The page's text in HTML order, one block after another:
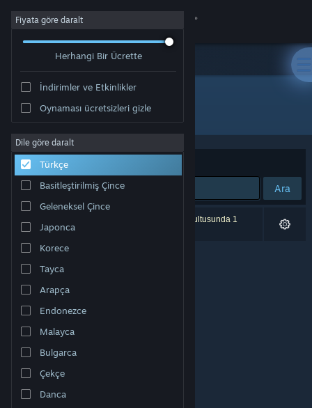
Giriş yap
Hakkında
Destek
Dili değiştir
Steam mobil uygulamasını yükle
Masaüstü internet sitesini görüntüle
Fiyata göre daralt
Herhangi Bir Ücrette
İndirimler ve Etkinlikler
Oynaması ücretsizleri gizle
Dile göre daralt
Türkçe
Basitleştirilmiş Çince
Geleneksel Çince
Japonca
Korece
Tayca
Arapça
Endonezce
Malayca
Bulgarca
Çekçe
Danca
Geliştirici: Quantum Soup Studios
Sırala Uygunluk
Ara
0 sonuç aramanızla eşleşiyor. Tercihleriniz doğrultusunda 1
ürün dâhil edilmedi.